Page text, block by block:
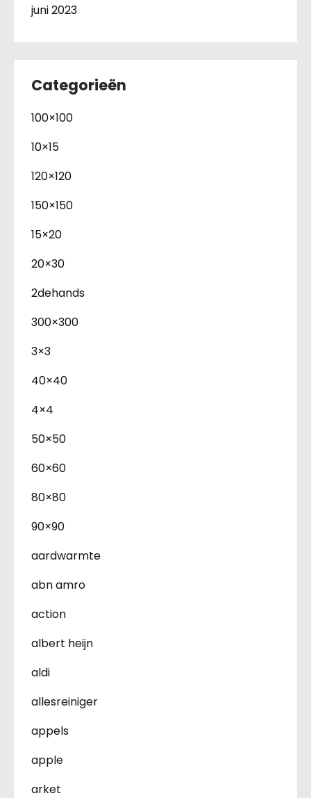
juni 2023
Categorieën
100×100
10×15
120×120
150×150
15×20
20×30
2dehands
300×300
3×3
40×40
4×4
50×50
60×60
80×80
90×90
aardwarmte
abn amro
action
albert heijn
aldi
allesreiniger
appels
apple
arket